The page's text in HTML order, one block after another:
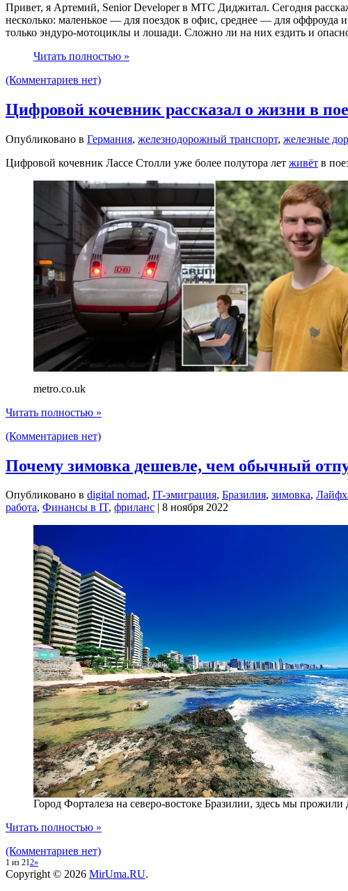
Привет, я Артемий, Senior Developer в МТС Диджитал. Сегодня
несколько: маленькое — для поездок в офис, среднее — для
только эндуро-мотоциклы и лошади. Сложно ли на них ездить и
Читать полностью »
(Комментариев нет)
Цифровой кочевник рассказал о жизни в
Опубликовано в Германия, железнодорожный транспорт, железные
Цифровой кочевник Лассе Столли уже более полутора лет живёт в
metro.co.uk
Читать полностью »
(Комментариев нет)
Почему зимовка дешевле, чем обычный
Опубликовано в digital nomad, IT-эмиграция, Бразилия, зимовка,
работа, Финансы в IT, фриланс | 8 ноября 2022
Город Форталеза на северо-востоке Бразилии, здесь мы прожили
Читать полностью »
(Комментариев нет)
1 из 212»
Copyright © 2026 MirUma.RU.